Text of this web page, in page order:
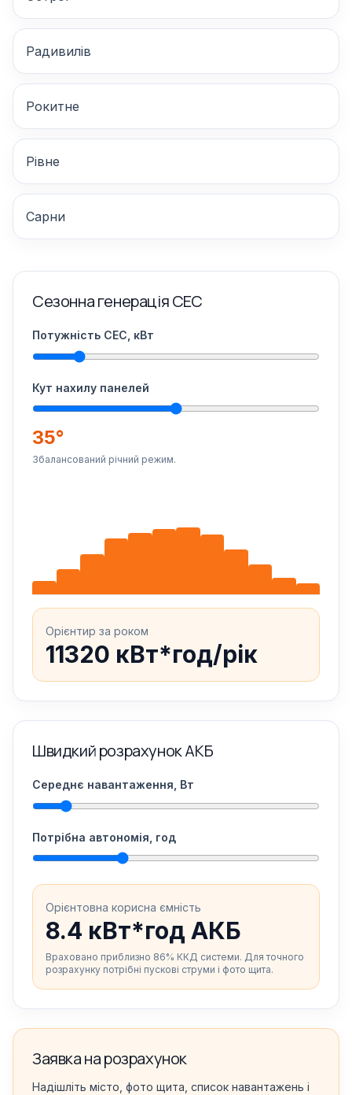
Радивилів
Рокитне
Рівне
Сарни
Сезонна генерація СЕС
Потужність СЕС, кВт
Кут нахилу панелей
35°
Збалансований річний режим.
Орієнтир за роком
11320 кВт*год/рік
Швидкий розрахунок АКБ
Середнє навантаження, Вт
Потрібна автономія, год
Орієнтовна корисна ємність
8.4 кВт*год АКБ
Враховано приблизно 86% ККД системи. Для точного
розрахунку потрібні пускові струми і фото щита.
Заявка на розрахунок
Надішліть місто, фото щита, список навантажень і